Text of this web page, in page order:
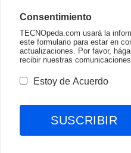
Consentimiento
TECNOpeda.com usará la
este formulario para estar en
actualizaciones. Por favor,
recibir nuestras
Estoy de Acuerdo